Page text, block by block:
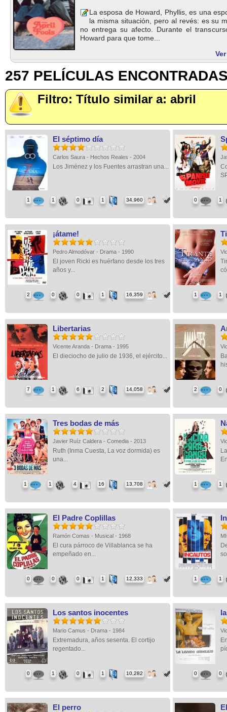
La esposa de Howard, Phyllis, es una
la misma situación, pero al revés: es su
no entrega su afecto. Durante el
Howard para que tome...
257 PELÍCULAS
Filtro: Título similar a: abril
El séptimo día
Carlos Saura - Hechos Reales - 2004
Los Jiménez y los Fuentes arrastran una...
1 1 0 1 34,960 0 1
¡átame!
Pedro Almodóvar - Drama - 1990
El joven Ricki es huérfano desde los tres
años y...
2 0 0 1 16,359 1 1
Libertarias
Vicente Aranda - Drama - 1995
El dieciocho de julio de 1936, el ejército...
7 1 6 2 14,058 2 0
Tres bodas de más
Javier Ruíz Caldera - Comedia - 2013
Ruth (Inma Cuesta, La voz dormida) es
una...
1 1 4 16 13,708 1 1
El Padre Coplillas
Ramón Comas - Musical - 1968
El cura párroco de Villablanca se ha
empeñado en...
0 0 0 1 12,333 1 1
Los santos inocentes
Mario Camus - Drama - 1984
Extremadura, años sesenta. El cortijo
regentado...
0 1 0 1 10,282 0 0
El perro